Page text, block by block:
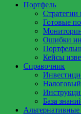
Портфель
Стратегии
Готовые
Ошибки
Кейсы
Справочник
База